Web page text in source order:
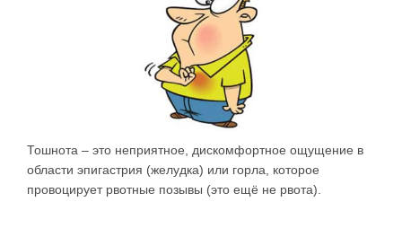
Тошнота – это неприятное, дискомфортное ощущение в
области эпигастрия (желудка) или горла, которое
провоцирует рвотные позывы (это ещё не рвота).